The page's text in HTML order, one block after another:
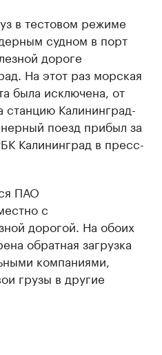
в тестовом режиме
судном в порт
дороге
На этот раз морская
была исключена, от
станцию Калининград-
поезд прибыл за
Калининград в пресс-
ПАО
с
дорогой. На обоих
обратная загрузка
компаниями,
грузы в другие